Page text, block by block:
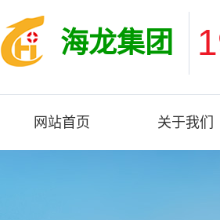
海龙集团
网站首页 关于我们